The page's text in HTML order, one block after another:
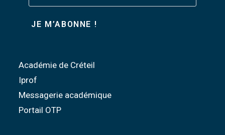
Académie de Créteil
Iprof
Messagerie académique
Portail OTP